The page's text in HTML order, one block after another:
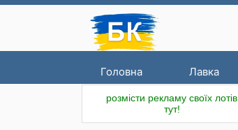
Головна Лавка
розмісти рекламу своїх лотів
тут!